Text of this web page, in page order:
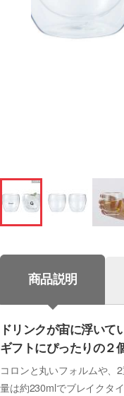
商品説明
ドリンクが宙に浮いて
ギフトにぴったりの２
コロンと丸いフォルムや、
量は約230mlでブレイクタ